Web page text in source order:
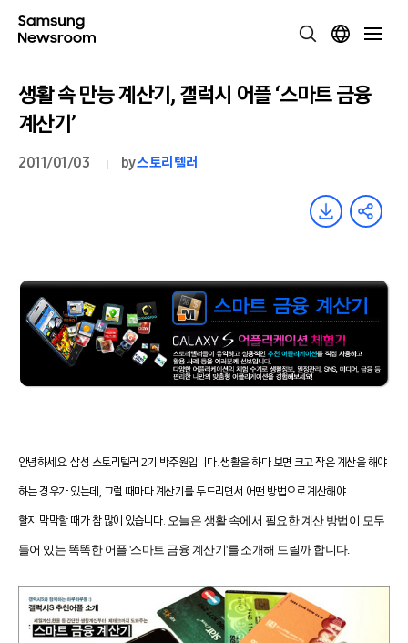
생활 속 만능 계산기, 갤럭시 어플 ‘스마트 금융
계산기’
2011/01/03 by스토리텔러
안녕하세요. 삼성 스토리텔러 2기 박주원입니다. 생활을 하다 보면 크고 작은 계산을 해야
하는 경우가 있는데, 그럴 때마다 계산기를 두드리면서 어떤 방법으로 계산해야
할지 막막할 때가 참 많이 있습니다. 오늘은 생활 속에서 필요한 계산 방법이 모두
들어 있는 똑똑한 어플 '스마트 금융 계산기'를 소개해 드릴까 합니다.